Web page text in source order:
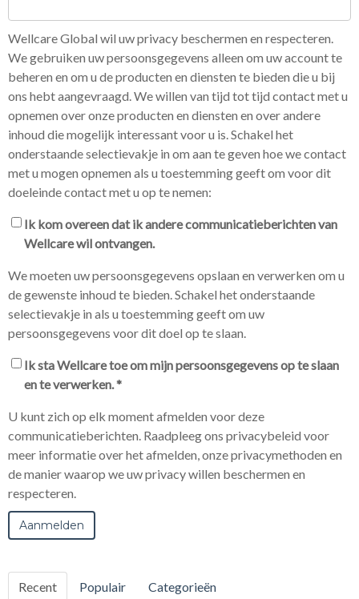
Wellcare Global wil uw privacy beschermen en respecteren.
We gebruiken uw persoonsgegevens alleen om uw account te
beheren en om u de producten en diensten te bieden die u bij
ons hebt aangevraagd. We willen van tijd tot tijd contact met u
opnemen over onze producten en diensten en over andere
inhoud die mogelijk interessant voor u is. Schakel het
onderstaande selectievakje in om aan te geven hoe we contact
met u mogen opnemen als u toestemming geeft om voor dit
doeleinde contact met u op te nemen:
Ik kom overeen dat ik andere communicatieberichten van
Wellcare wil ontvangen.
We moeten uw persoonsgegevens opslaan en verwerken om u
de gewenste inhoud te bieden. Schakel het onderstaande
selectievakje in als u toestemming geeft om uw
persoonsgegevens voor dit doel op te slaan.
Ik sta Wellcare toe om mijn persoonsgegevens op te slaan
en te verwerken.*
U kunt zich op elk moment afmelden voor deze
communicatieberichten. Raadpleeg ons privacybeleid voor
meer informatie over het afmelden, onze privacymethoden en
de manier waarop we uw privacy willen beschermen en
respecteren.
Recent Populair Categorieën